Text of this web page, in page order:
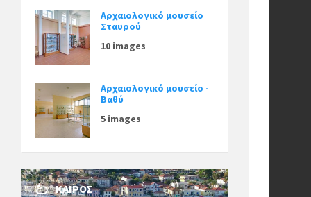
Αρχαιολογικό μουσείο
Σταυρού
10 images
Αρχαιολογικό μουσείο -
Βαθύ
5 images
ΚΑΙΡΌΣ